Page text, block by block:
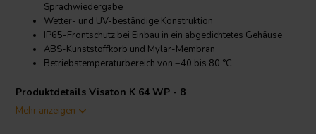
Sprachwiedergabe
Wetter- und UV-beständige Konstruktion
IP65-Frontschutz bei Einbau in ein abgedichtetes Gehäuse
ABS-Kunststoffkorb und Mylar-Membran
Betriebstemperaturbereich von −40 bis 80 °C
Produktdetails Visaton K 64 WP - 8
VisatonK 64 WP - 8 2,5" Breitbandlautsprecher 8 Ohm
Mehr anzeigen